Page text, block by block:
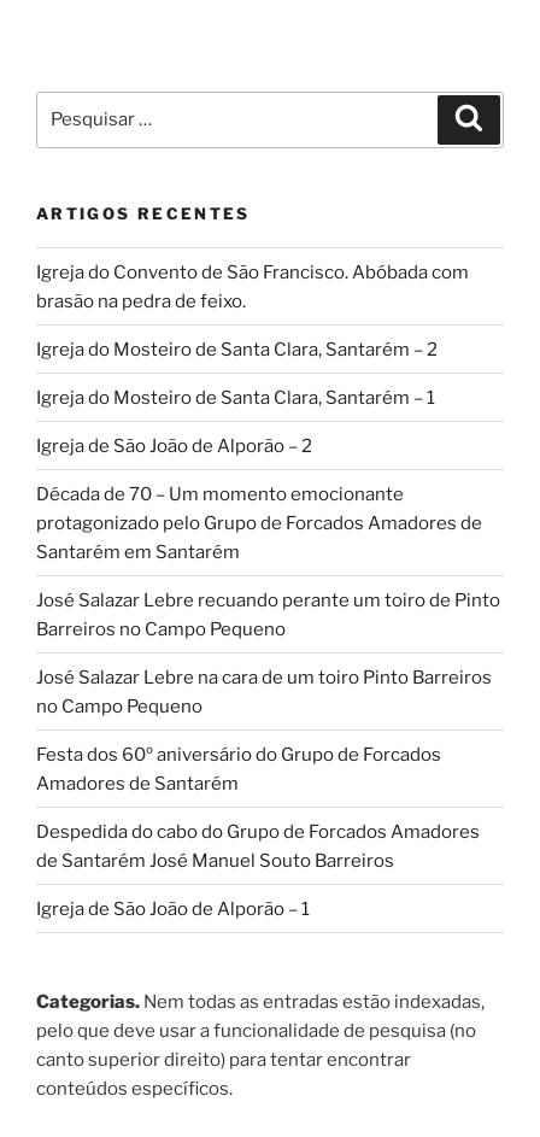
por:
ARTIGOS RECENTES
Igreja do Convento de São Francisco. Abóbada com
brasão na pedra de feixo.
Igreja do Mosteiro de Santa Clara, Santarém – 2
Igreja do Mosteiro de Santa Clara, Santarém – 1
Igreja de São João de Alporão – 2
Década de 70 – Um momento emocionante
protagonizado pelo Grupo de Forcados Amadores de
Santarém em Santarém
José Salazar Lebre recuando perante um toiro de Pinto
Barreiros no Campo Pequeno
José Salazar Lebre na cara de um toiro Pinto Barreiros
no Campo Pequeno
Festa dos 60º aniversário do Grupo de Forcados
Amadores de Santarém
Despedida do cabo do Grupo de Forcados Amadores
de Santarém José Manuel Souto Barreiros
Igreja de São João de Alporão – 1
Categorias. Nem todas as entradas estão indexadas,
pelo que deve usar a funcionalidade de pesquisa (no
canto superior direito) para tentar encontrar
conteúdos específicos.